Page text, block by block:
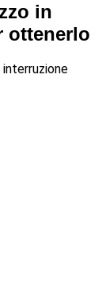
in
ottenerlo
interruzione